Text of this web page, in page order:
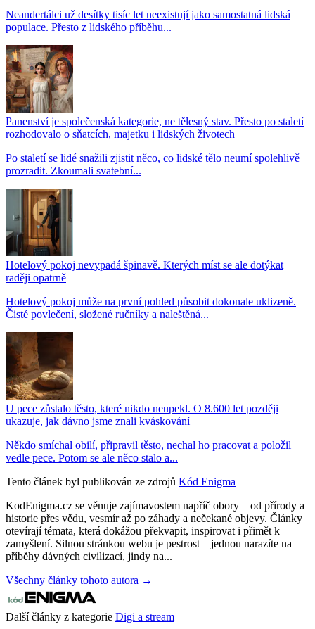
Neandertálci už desítky tisíc let neexistují jako samostatná lidská
populace. Přesto z lidského příběhu...
Panenství je společenská kategorie, ne tělesný stav. Přesto po staletí
rozhodovalo o sňatcích, majetku i lidských životech
Po staletí se lidé snažili zjistit něco, co lidské tělo neumí spolehlivě
prozradit. Zkoumali svatební...
Hotelový pokoj nevypadá špinavě. Kterých míst se ale dotýkat
raději opatrně
Hotelový pokoj může na první pohled působit dokonale uklizeně.
Čisté povlečení, složené ručníky a naleštěná...
U pece zůstalo těsto, které nikdo neupekl. O 8.600 let později
ukazuje, jak dávno jsme znali kváskování
Někdo smíchal obilí, připravil těsto, nechal ho pracovat a položil
vedle pece. Potom se ale něco stalo a...
Tento článek byl publikován ze zdrojů Kód Enigma
KodEnigma.cz se věnuje zajímavostem napříč obory – od přírody a
historie přes vědu, vesmír až po záhady a nečekané objevy. Články
otevírají témata, která dokážou překvapit, inspirovat i přimět k
zamyšlení. Silnou stránkou webu je pestrost – jednou narazíte na
příběhy dávných civilizací, jindy na...
Všechny články tohoto autora →
Další články z kategorie Digi a stream